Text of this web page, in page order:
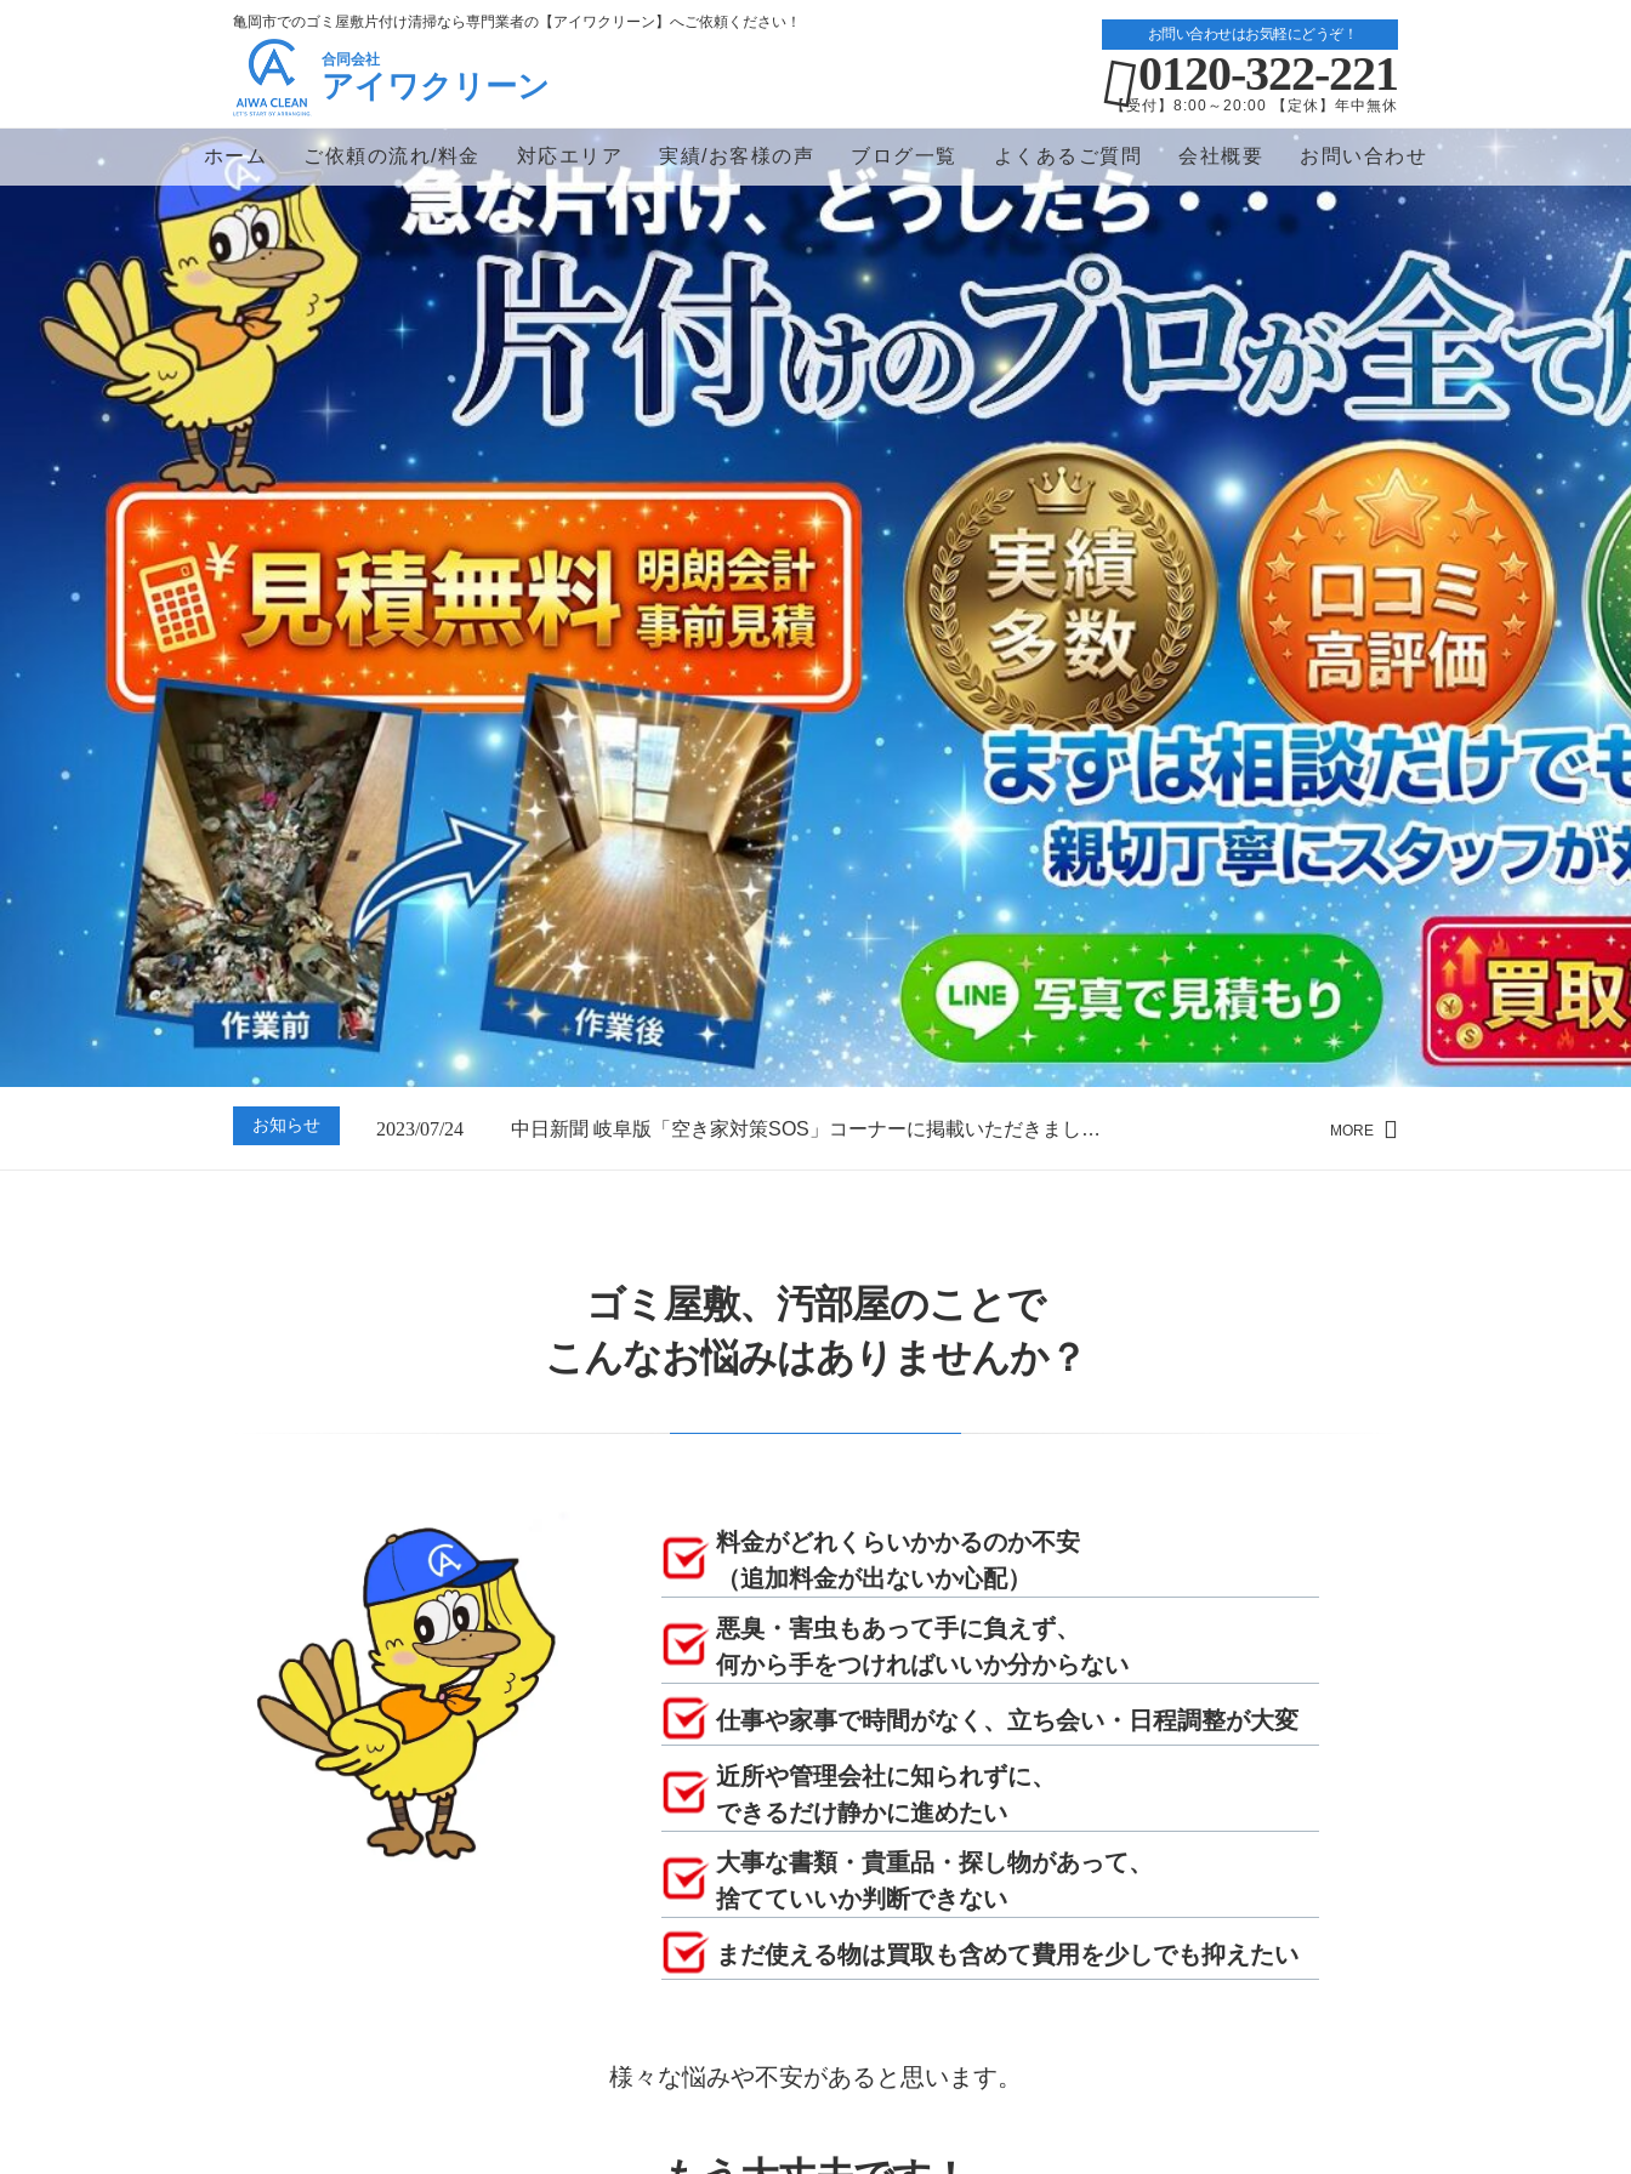
亀岡市でのゴミ屋敷片付け清掃なら専門業者の【アイワクリーン】へご依頼ください！
合同会社
アイワクリーン
お問い合わせはお気軽にどうぞ！
0120-322-221
【受付】8:00～20:00 【定休】年中無休
ホーム ご依頼の流れ/料金 対応エリア 実績/お客様の声 ブログ一覧 よくあるご質問 会社概要 お問い合わせ
お知らせ
2023/01/12
買取・片付けのアイワクリーン
2023/07/24
中日新聞 岐阜版「空き家対策SOS」コーナーに掲載いただきまし…
2023/01/12
買取・片付けのアイワクリーン
MORE
ゴミ屋敷、汚部屋のことで
こんなお悩みはありませんか？
料金がどれくらいかかるのか不安
（追加料金が出ないか心配）
悪臭・害虫もあって手に負えず、
何から手をつければいいか分からない
仕事や家事で時間がなく、立ち会い・日程調整が大変
近所や管理会社に知られずに、
できるだけ静かに進めたい
大事な書類・貴重品・探し物があって、
捨てていいか判断できない
まだ使える物は買取も含めて費用を少しでも抑えたい
様々な悩みや不安があると思います。